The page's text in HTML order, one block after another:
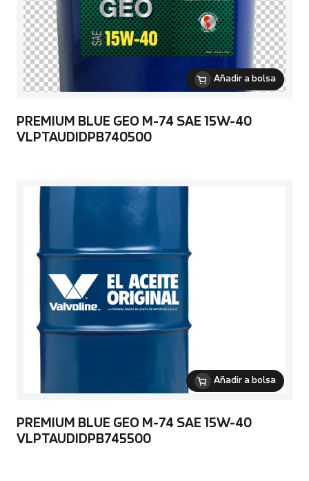
Añadir a bolsa
PREMIUM BLUE GEO M-74 SAE 15W-40
VLPTAUDIDPB740500
Añadir a bolsa
PREMIUM BLUE GEO M-74 SAE 15W-40
VLPTAUDIDPB745500